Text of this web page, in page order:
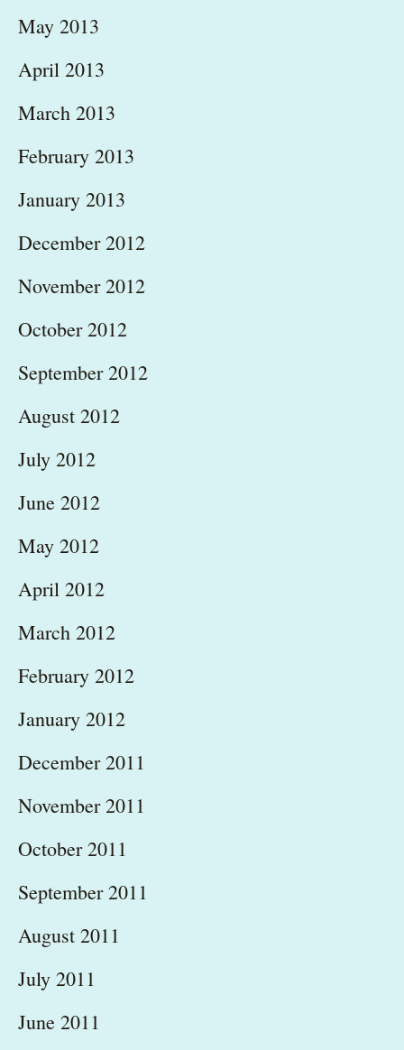
May 2013
April 2013
March 2013
February 2013
January 2013
December 2012
November 2012
October 2012
September 2012
August 2012
July 2012
June 2012
May 2012
April 2012
March 2012
February 2012
January 2012
December 2011
November 2011
October 2011
September 2011
August 2011
July 2011
June 2011